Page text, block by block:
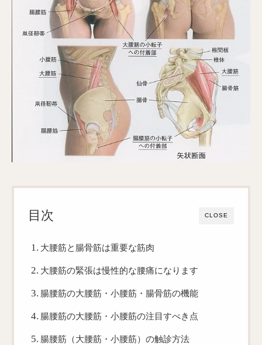
CLOSE
目次
大腰筋と腸骨筋は重要な筋肉
大腰筋の緊張は慢性的な腰痛になります
腸腰筋の大腰筋・小腰筋・腸骨筋の機能
腸腰筋の大腰筋・小腰筋の注目すべき点
腸腰筋（大腰筋・小腰筋）の触診方法